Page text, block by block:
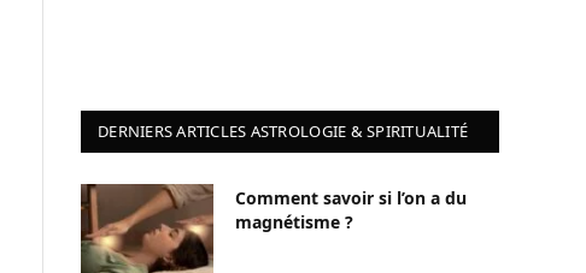
DERNIERS ARTICLES ASTROLOGIE & SPIRITUALITÉ
Comment savoir si l’on a du
magnétisme ?